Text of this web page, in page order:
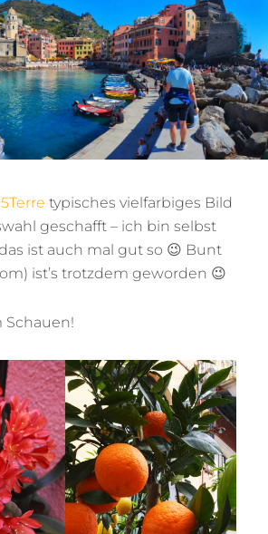
5Terre typisches vielfarbiges Bild
geschafft – ich bin selbst
ist auch mal gut so 😉 Bunt
ist’s trotzdem geworden 😉
Schauen!